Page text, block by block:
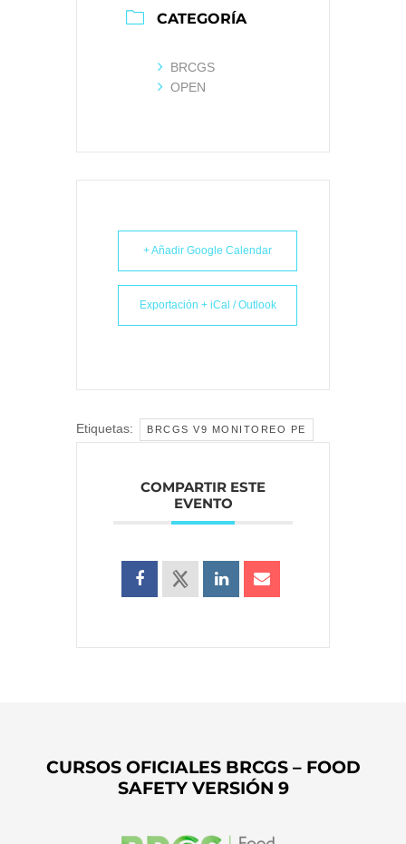
CATEGORÍA
BRCGS
OPEN
+ Añadir Google Calendar
Exportación + iCal / Outlook
Etiquetas: BRCGS V9 MONITOREO PE
COMPARTIR ESTE
EVENTO
CURSOS OFICIALES BRCGS – FOOD
SAFETY VERSIÓN 9